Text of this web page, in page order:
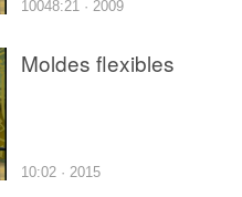
10048:21 · 2009
Moldes flexibles
10:02 · 2015